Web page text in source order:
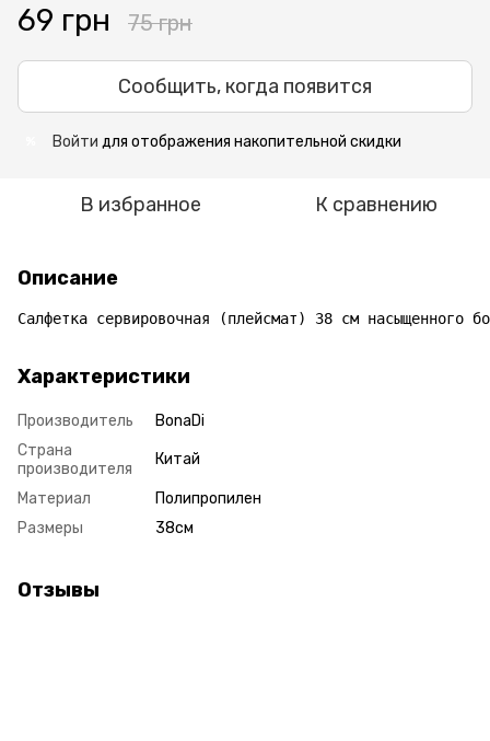
69 грн 75 грн
Сообщить, когда появится
Войти для отображения накопительной скидки
В избранное К сравнению
Описание
Салфетка сервировочная (плейсмат) 38 см насыщенного
Характеристики
Производитель
BonaDi
Страна
производителя
Китай
Материал
Полипропилен
Размеры
38см
Отзывы